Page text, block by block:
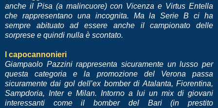
anche il Pisa (a malincuore) con Vicenza e Virtus Entella
che rappresentano una incognita. Ma la Serie B ci ha
sempre abituato ad essere anche il campionato delle
sorprese e quindi nulla è scontato.
I capocannonieri
Giampaolo Pazzini rappresenta sicuramente un lusso per
questa categoria e la promozione del Verona passa
sicuramente dai gol dell’ex bomber di Atalanta, Fiorentina,
Sampdoria, Inter e Milan. Intorno a lui un mix di giovani
interessanti come il bomber del Bari (in prestito